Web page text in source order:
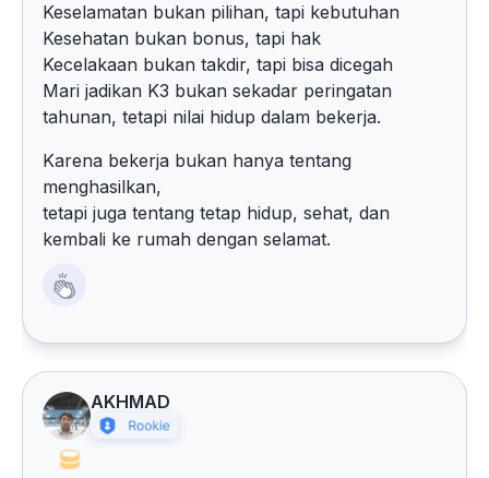
Keselamatan bukan pilihan, tapi kebutuhan
Kesehatan bukan bonus, tapi hak
Kecelakaan bukan takdir, tapi bisa dicegah
Mari jadikan K3 bukan sekadar peringatan
tahunan, tetapi nilai hidup dalam bekerja.
Karena bekerja bukan hanya tentang
menghasilkan,
tetapi juga tentang tetap hidup, sehat, dan
kembali ke rumah dengan selamat.
AKHMAD